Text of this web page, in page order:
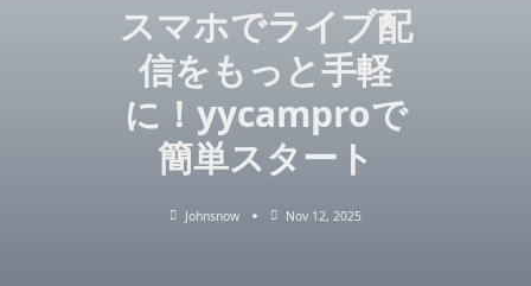
スマホでライブ配
信をもっと手軽
に！yycamproで
簡単スタート
Johnsnow Nov 12, 2025